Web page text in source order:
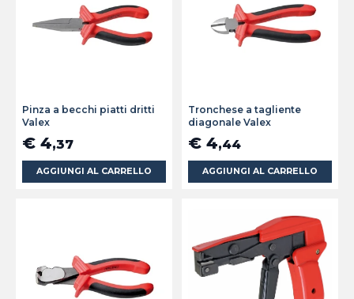
Pinza a becchi piatti dritti
Valex
€ 4,37
AGGIUNGI AL CARRELLO
Tronchese a tagliente
diagonale Valex
€ 4,44
AGGIUNGI AL CARRELLO